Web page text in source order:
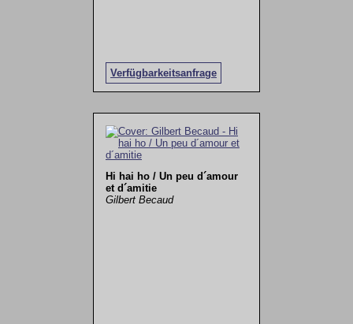
Verfügbarkeitsanfrage
Hi hai ho / Un peu d´amour
et d´amitie
Gilbert Becaud